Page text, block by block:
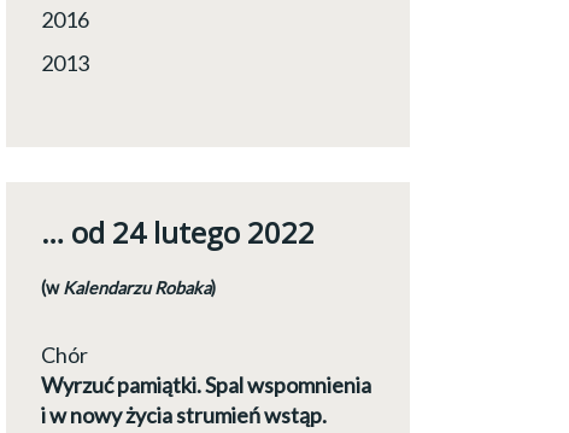
2016
2013
… od 24 lutego 2022
(wKalendarzu Robaka)
Chór
Wyrzuć pamiątki. Spal wspomnienia
i w nowy życia strumień wstąp.